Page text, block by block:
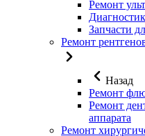
Ремонт
Запчасти
Ремонт
Назад
Ремонт
Ремонт
аппарата
Ремонт